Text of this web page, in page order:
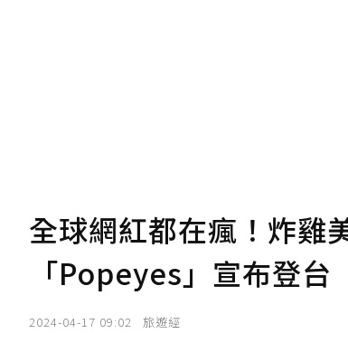
全球網紅都在瘋！炸雞
「Popeyes」宣布登台
2024-04-17 09:02 旅遊經